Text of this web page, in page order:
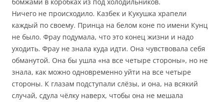
Ничего не происходило. Казбек и Кукушка храпели
каждый по своему. Принца на белом коне по имени Кунц
не было. Фрау подумала, что это конец жизни и надо
уходить. Фрау не знала куда идти. Она чувствовала себя
обманутой. Она бы ушла «на все четыре стороны», но не
знала, как можно одновременно уйти на все четыре
стороны. К глазам подступали слёзы, и она, на всякий
случай, сдула чёлку наверх, чтобы она не мешала